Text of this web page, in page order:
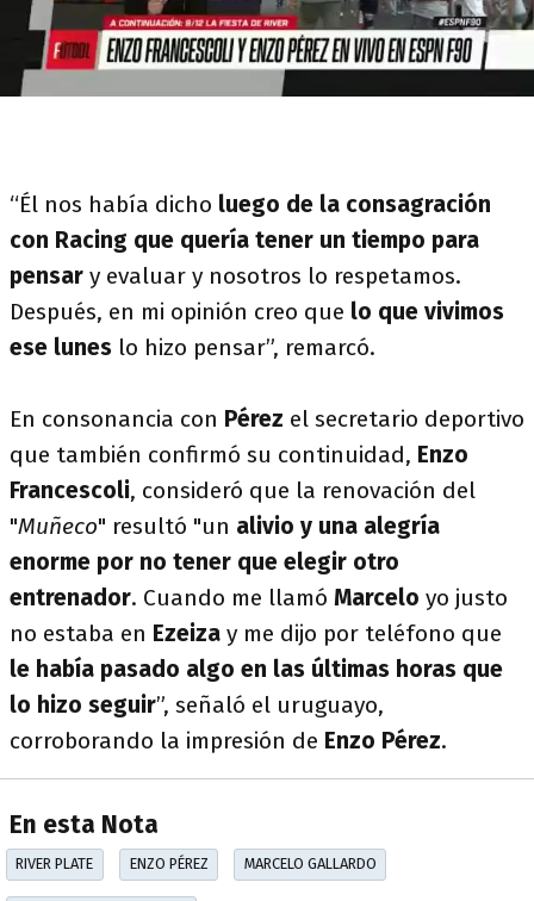
“Él nos había dicho luego de la consagración
con Racing que quería tener un tiempo para
pensar y evaluar y nosotros lo respetamos.
Después, en mi opinión creo que lo que vivimos
ese lunes lo hizo pensar”, remarcó.
En consonancia con Pérez el secretario deportivo
que también confirmó su continuidad, Enzo
Francescoli, consideró que la renovación del
"Muñeco" resultó "un alivio y una alegría
enorme por no tener que elegir otro
entrenador. Cuando me llamó Marcelo yo justo
no estaba en Ezeiza y me dijo por teléfono que
le había pasado algo en las últimas horas que
lo hizo seguir”, señaló el uruguayo,
corroborando la impresión de Enzo Pérez.
En esta Nota
RIVER PLATE ENZO PÉREZ MARCELO GALLARDO